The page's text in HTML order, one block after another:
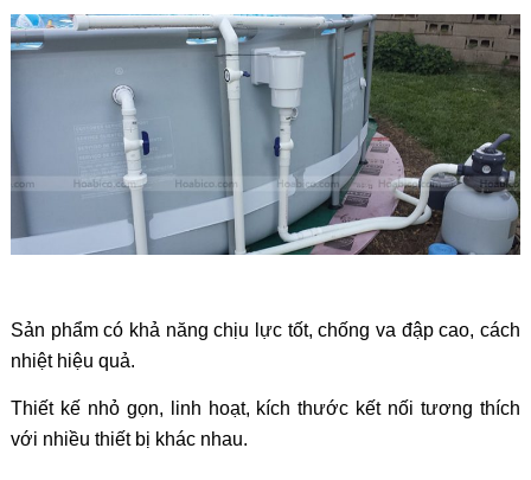
Sản phẩm có khả năng chịu lực tốt, chống va đập cao, cách
nhiệt hiệu quả.
Thiết kế nhỏ gọn, linh hoạt, kích thước kết nối tương thích
với nhiều thiết bị khác nhau.